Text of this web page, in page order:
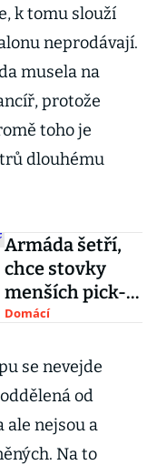
k tomu slouží
neprodávají.
musela na
protože
toho je
dlouhému
Armáda šetří,
chce stovky
menších pick-
upů. Vojáci se
vejdou jen
obtížně
Domácí
se nevejde
od
ale nejsou a
Na to